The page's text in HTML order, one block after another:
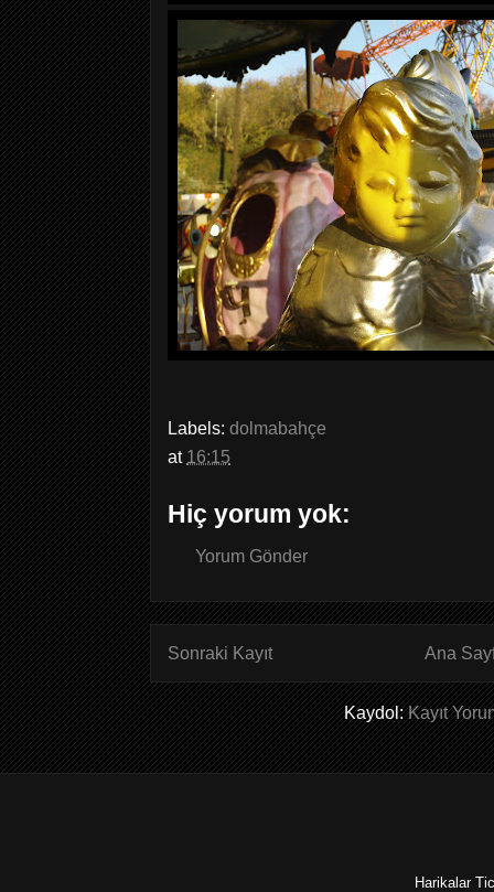
Labels: dolmabahçe
at 16:15
Hiç yorum yok:
Yorum Gönder
Sonraki Kayıt Ana
Kaydol:Kayıt
Harikalar